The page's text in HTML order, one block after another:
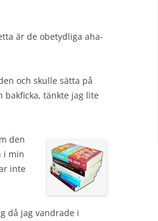
är de obetydliga aha-
och skulle sätta på
bakficka, tänkte jag lite
den
i min
inte
då jag vandrade i